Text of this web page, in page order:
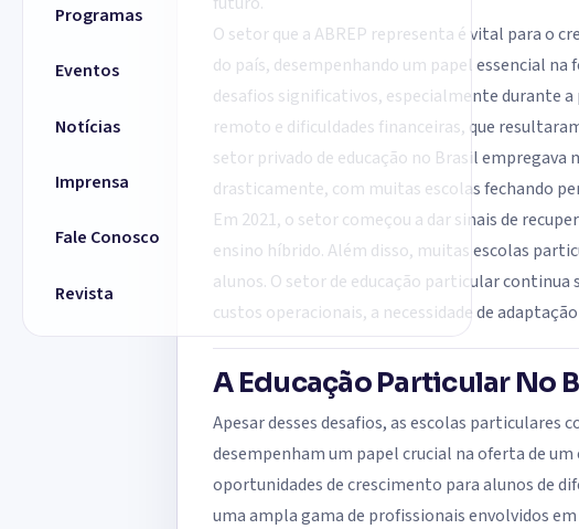
Programas
Eventos
Notícias
Imprensa
Fale Conosco
Revista
O setor que a ABREP representa é vital para o
do país, desempenhando um papel essencial
desafios significativos, especialmente durante
remoto e dificuldades financeiras, que
setor privado de educação no Brasil
drasticamente, com muitas escolas fechando
Em 2021, o setor começou a dar sinais de
ensino híbrido. Além disso, muitas escolas
alunos. O setor de educação particular
custos operacionais, a necessidade de
A Educação Particular No
Apesar desses desafios, as escolas
desempenham um papel crucial na oferta de
oportunidades de crescimento para alunos de
uma ampla gama de profissionais envolvidos